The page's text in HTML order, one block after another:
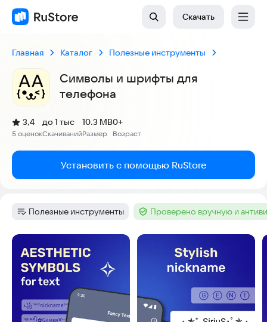
Скачать
Главная Каталог Полезные инструменты
Символы и шрифты для
телефона
Рейтинг:
3,4
(
5 оценок
)
Скачиваний
до 1 тыс
Размер
10.3 MB
Возраст
0+
Установить с помощью RuStore
Категория:
Полезные инструменты Тег :Проверено вручную и
Скриншоты